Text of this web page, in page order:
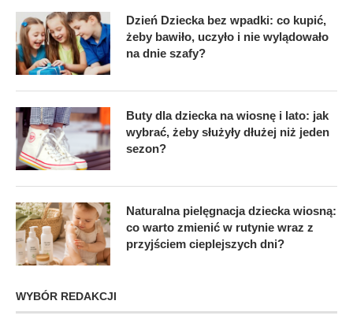
Dzień Dziecka bez wpadki: co kupić,
żeby bawiło, uczyło i nie wylądowało
na dnie szafy?
Buty dla dziecka na wiosnę i lato: jak
wybrać, żeby służyły dłużej niż jeden
sezon?
Naturalna pielęgnacja dziecka wiosną:
co warto zmienić w rutynie wraz z
przyjściem cieplejszych dni?
WYBÓR REDAKCJI